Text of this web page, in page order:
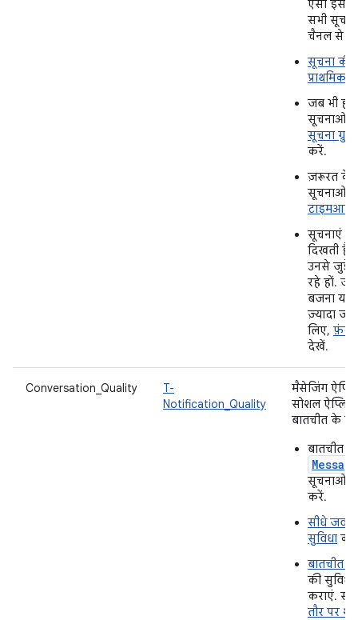
ऐसा
सभी
चैनल से न
सूचना की
प्राथमिकता
जब भी
सूचनाओं
सूचना ग्रुप
करें.
ज़रूरत के
सूचनाओं
टाइमआउट
सूचनाएं
दिखती
उनसे जुड़े
रहे हों.
बजना या
ज़्यादा
लिए,
देखें.
Conversation_Quality
T-
Notification_Quality
मैसेजिंग
सोशल
बातचीत के
बातचीत
सूचनाओं
करें.
सीधे
सुविधा
बातचीत
की
कराएं.
तौर पर